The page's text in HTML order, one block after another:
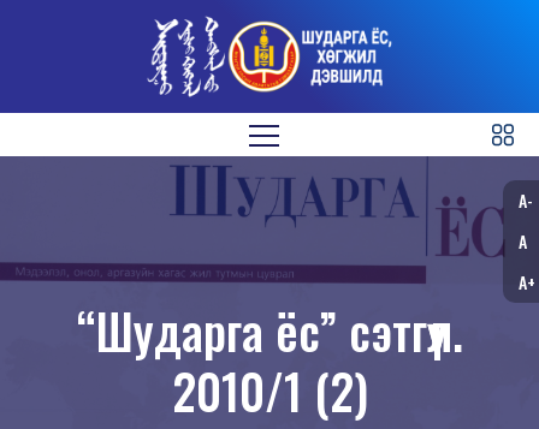
“Шударга ёс” сэтгүүл.
2010/1 (2)
A-
A
A+